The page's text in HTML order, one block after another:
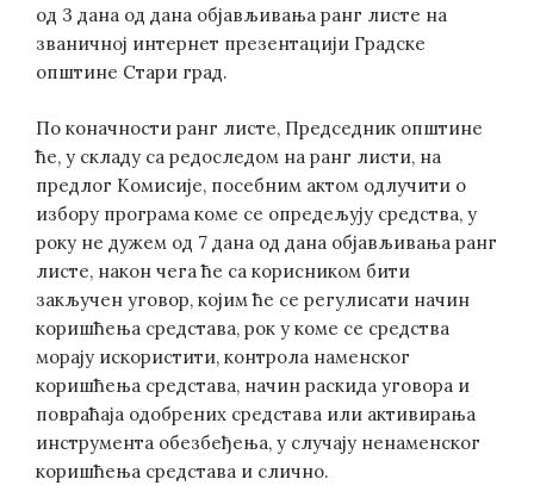
од 3 дана од дана објављивања ранг листе на
званичној интернет презентацији Градске
општине Стари град.
По коначности ранг листе, Председник општине
ће, у складу са редоследом на ранг листи, на
предлог Комисије, посебним актом одлучити о
избору програма коме се опредељују средства, у
року не дужем од 7 дана од дана објављивања ранг
листе, након чега ће са корисником бити
закључен уговор, којим ће се регулисати начин
коришћења средстава, рок у коме се средства
морају искористити, контрола наменског
коришћења средстава, начин раскида уговора и
повраћаја одобрених средстава или активирања
инструмента обезбеђења, у случају ненаменског
коришћења средстава и слично.